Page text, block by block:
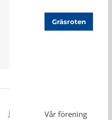
Gräsroten
Vår förening